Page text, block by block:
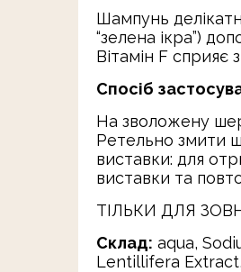
Шампунь
“зелена ікра”)
Вітамін F сприяє
Спосіб
На зволожену
Ретельно змити
виставки: для
виставки та
ТІЛЬКИ ДЛЯ
Склад: aqua,
Lentillifera